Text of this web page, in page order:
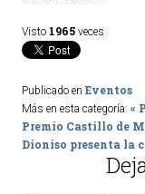
Visto 1965 veces
Publicado en Eventos
Más en esta categoría: «
Premio Castillo de
Dioniso presenta la